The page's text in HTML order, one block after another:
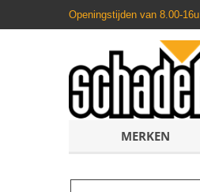
Openingstijden van 8.00-16u
MERKEN